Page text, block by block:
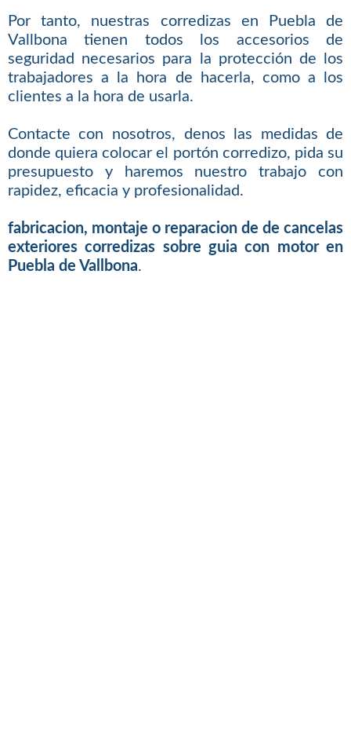
Por tanto, nuestras corredizas en Puebla de
Vallbona tienen todos los accesorios de
seguridad necesarios para la protección de los
trabajadores a la hora de hacerla, como a los
clientes a la hora de usarla.
Contacte con nosotros, denos las medidas de
donde quiera colocar el portón corredizo, pida su
presupuesto y haremos nuestro trabajo con
rapidez, eficacia y profesionalidad.
fabricacion, montaje o reparacion de de cancelas
exteriores corredizas sobre guia con motor en
Puebla de Vallbona.